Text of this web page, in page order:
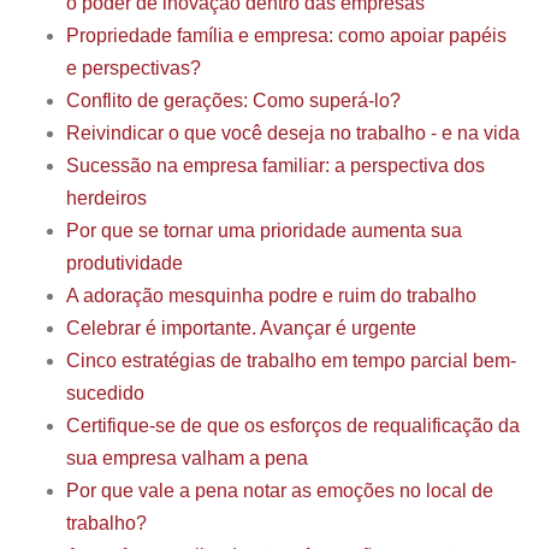
Propriedade família e empresa: como apoiar papéis
e perspectivas?
Conflito de gerações: Como superá-lo?
Reivindicar o que você deseja no trabalho - e na vida
Sucessão na empresa familiar: a perspectiva dos
herdeiros
Por que se tornar uma prioridade aumenta sua
produtividade
A adoração mesquinha podre e ruim do trabalho
Celebrar é importante. Avançar é urgente
Cinco estratégias de trabalho em tempo parcial bem-
sucedido
Certifique-se de que os esforços de requalificação da
sua empresa valham a pena
Por que vale a pena notar as emoções no local de
trabalho?